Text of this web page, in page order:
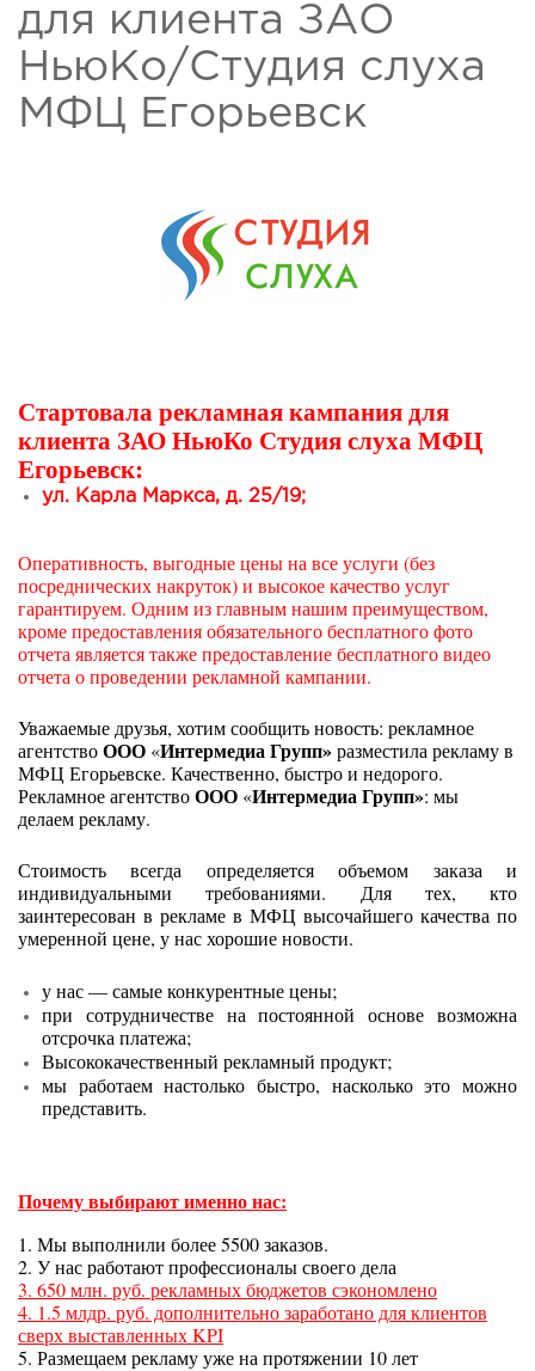
для клиента ЗАО
НьюКо/Студия слуха
МФЦ Егорьевск
Стартовала рекламная кампания для
клиента ЗАО НьюКо Студия слуха МФЦ
Егорьевск:
ул. Карла Маркса, д. 25/19;
Оперативность, выгодные цены на все услуги (без
посреднических накруток) и высокое качество услуг
гарантируем. Одним из главным нашим преимуществом,
кроме предоставления обязательного бесплатного фото
отчета является также предоставление бесплатного видео
отчета о проведении рекламной кампании.
Уважаемые друзья, хотим сообщить новость: рекламное
агентствоООО «Интермедиа Групп»разместила рекламу в
МФЦ Егорьевске. Качественно, быстро и недорого.
Рекламное агентствоООО «Интермедиа Групп»: мы
делаем рекламу.
Стоимость всегда определяется объемом заказа и
индивидуальными требованиями. Для тех, кто
заинтересован в рекламе в МФЦ высочайшего качества по
умеренной цене, у нас хорошие новости.
у нас — самые конкурентные цены;
при сотрудничестве на постоянной основе возможна
отсрочка платежа;
Высококачественный рекламный продукт;
мы работаем настолько быстро, насколько это можно
представить.
Почему выбирают именно нас:
1. Мы выполнили более 5500 заказов.
2. У нас работают профессионалы своего дела
3. 650 млн. руб. рекламных бюджетов сэкономлено
4. 1.5 млдр. руб. дополнительно заработано для клиентов
сверх выставленных KPI
5. Размещаем рекламу уже на протяжении 10 лет